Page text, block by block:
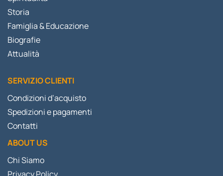
Storia
Famiglia & Educazione
Biografie
Attualità
SERVIZIO CLIENTI
Condizioni d’acquisto
Spedizioni e pagamenti
Contatti
ABOUT US
Chi Siamo